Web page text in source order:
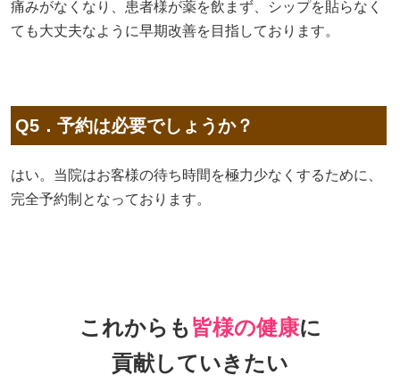
痛みがなくなり、患者様が薬を飲まず、シップを貼らなく
ても大丈夫なように早期改善を目指しております。
Q5．予約は必要でしょうか？
はい。当院はお客様の待ち時間を極力少なくするために、
完全予約制となっております。
これからも皆様の健康に
貢献していきたい